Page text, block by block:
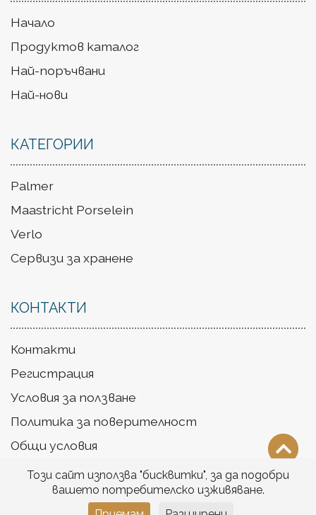
Начало
Продуктов каталог
Най-поръчвани
Най-нови
КАТЕГОРИИ
Palmer
Maastricht Porselein
Verlo
Сервизи за хранене
КОНТАКТИ
Контакти
Регистрация
Условия за ползване
Политика за поверителност
Общи условия
Доставка
Този сайт използва "бисквитки", за да подобри
вашето потребителско изживяване.